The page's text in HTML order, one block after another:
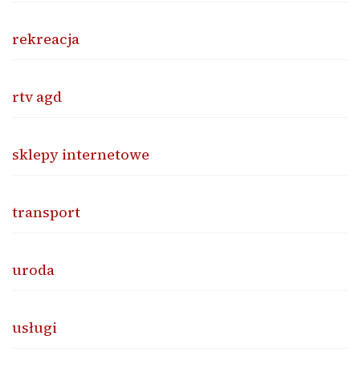
rekreacja
rtv agd
sklepy internetowe
transport
uroda
usługi